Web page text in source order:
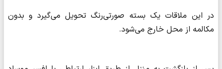
در این ملاقات یک بسته صورتی‌رنگ تحویل می‌گیرد و بدون
مکالمه از محل خارج می‌شود.